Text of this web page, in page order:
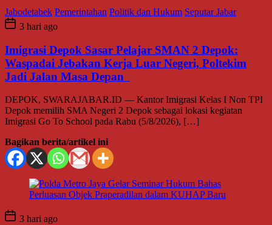
Jabodetabek Pemerintahan Politik dan Hukum Seputar Jabar
3 hari ago
Imigrasi Depok Sasar Pelajar SMAN 2 Depok:
Waspadai Jebakan Kerja Luar Negeri, Poltekim
Jadi Jalan Masa Depan
DEPOK, SWARAJABAR.ID — Kantor Imigrasi Kelas I Non TPI
Depok memilih SMA Negeri 2 Depok sebagai lokasi kegiatan
Imigrasi Go To School pada Rabu (5/8/2026), […]
Bagikan berita/artikel ini
3 hari ago